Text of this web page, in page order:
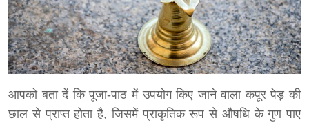
आपको बता दें कि पूजा-पाठ में उपयोग किए जाने वाला कपूर पेड़ की
छाल से प्राप्त होता है, जिसमें प्राकृतिक रूप से औषधि के गुण पाए